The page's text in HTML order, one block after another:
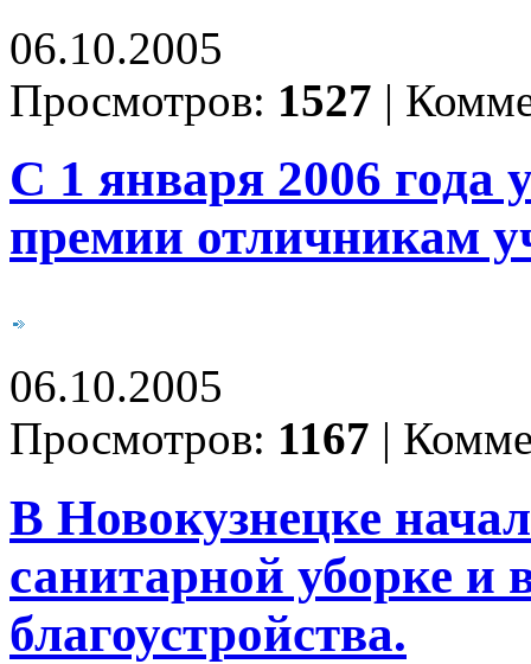
06.10.2005
Просмотров: 1527 |
С 1 января 2006 года
премии отличникам
06.10.2005
Просмотров: 1167 |
В Новокузнецке
санитарной уборке и
благоустройства.